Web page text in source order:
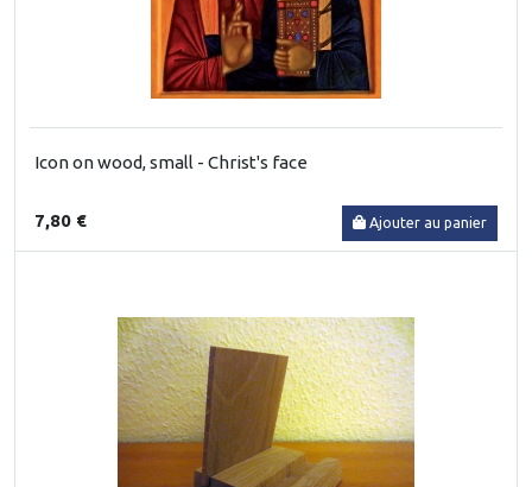
Icon on wood, small - Christ's face
7,80 € Ajouter au panier